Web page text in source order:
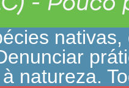
natureza.